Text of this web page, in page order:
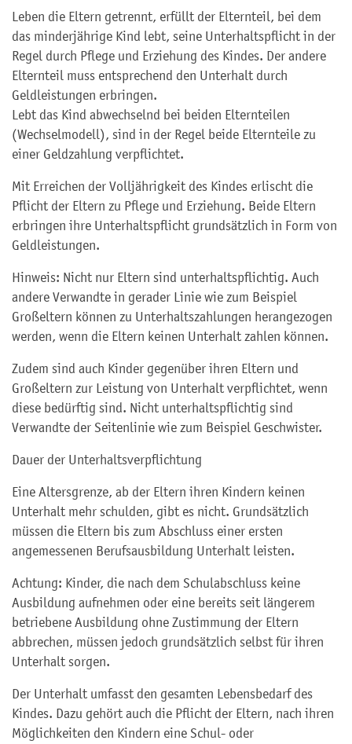
Leben die Eltern getrennt, erfüllt der Elternteil, bei dem
das minderjährige Kind lebt, seine Unterhaltspflicht in der
Regel durch Pflege und Erziehung des Kindes. Der andere
Elternteil muss entsprechend den Unterhalt durch
Geldleistungen erbringen.
Lebt das Kind abwechselnd bei beiden Elternteilen
(Wechselmodell), sind in der Regel beide Elternteile zu
einer Geldzahlung verpflichtet.
Mit Erreichen der Volljährigkeit des Kindes erlischt die
Pflicht der Eltern zu Pflege und Erziehung. Beide Eltern
erbringen ihre Unterhaltspflicht grundsätzlich in Form von
Geldleistungen.
Hinweis: Nicht nur Eltern sind unterhaltspflichtig. Auch
andere Verwandte in gerader Linie wie zum Beispiel
Großeltern können zu Unterhaltszahlungen herangezogen
werden, wenn die Eltern keinen Unterhalt zahlen können.
Zudem sind auch Kinder gegenüber ihren Eltern und
Großeltern zur Leistung von Unterhalt verpflichtet, wenn
diese bedürftig sind. Nicht unterhaltspflichtig sind
Verwandte der Seitenlinie wie zum Beispiel Geschwister.
Dauer der Unterhaltsverpflichtung
Eine Altersgrenze, ab der Eltern ihren Kindern keinen
Unterhalt mehr schulden, gibt es nicht. Grundsätzlich
müssen die Eltern bis zum Abschluss einer ersten
angemessenen Berufsausbildung Unterhalt leisten.
Achtung: Kinder, die nach dem Schulabschluss keine
Ausbildung aufnehmen oder eine bereits seit längerem
betriebene Ausbildung ohne Zustimmung der Eltern
abbrechen, müssen jedoch grundsätzlich selbst für ihren
Unterhalt sorgen.
Der Unterhalt umfasst den gesamten Lebensbedarf des
Kindes. Dazu gehört auch die Pflicht der Eltern, nach ihren
Möglichkeiten den Kindern eine Schul- oder